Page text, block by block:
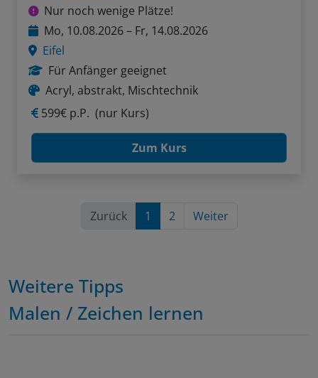
Nur noch wenige Plätze!
Mo, 10.08.2026 – Fr, 14.08.2026
Eifel
Für Anfänger geeignet
Acryl, abstrakt, Mischtechnik
599€ p.P. (nur Kurs)
Zum Kurs
Zurück 1 2 Weiter
Weitere Tipps
Malen / Zeichen lernen